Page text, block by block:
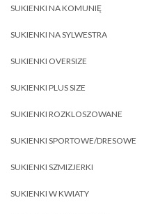
SUKIENKI NA KOMUNIĘ
SUKIENKI NA SYLWESTRA
SUKIENKI OVERSIZE
SUKIENKI PLUS SIZE
SUKIENKI ROZKLOSZOWANE
SUKIENKI SPORTOWE/DRESOWE
SUKIENKI SZMIZJERKI
SUKIENKI W KWIATY